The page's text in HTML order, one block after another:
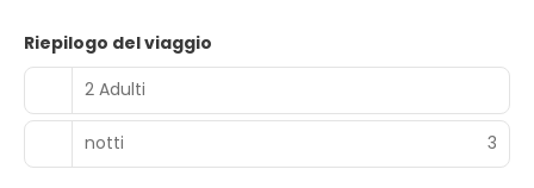
Riepilogo del viaggio
2 Adulti
notti 3